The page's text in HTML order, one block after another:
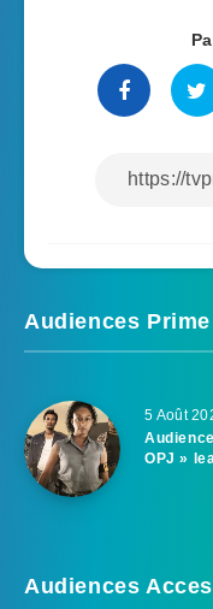
Audiences Prime
5 Août
OPJ »
Audiences